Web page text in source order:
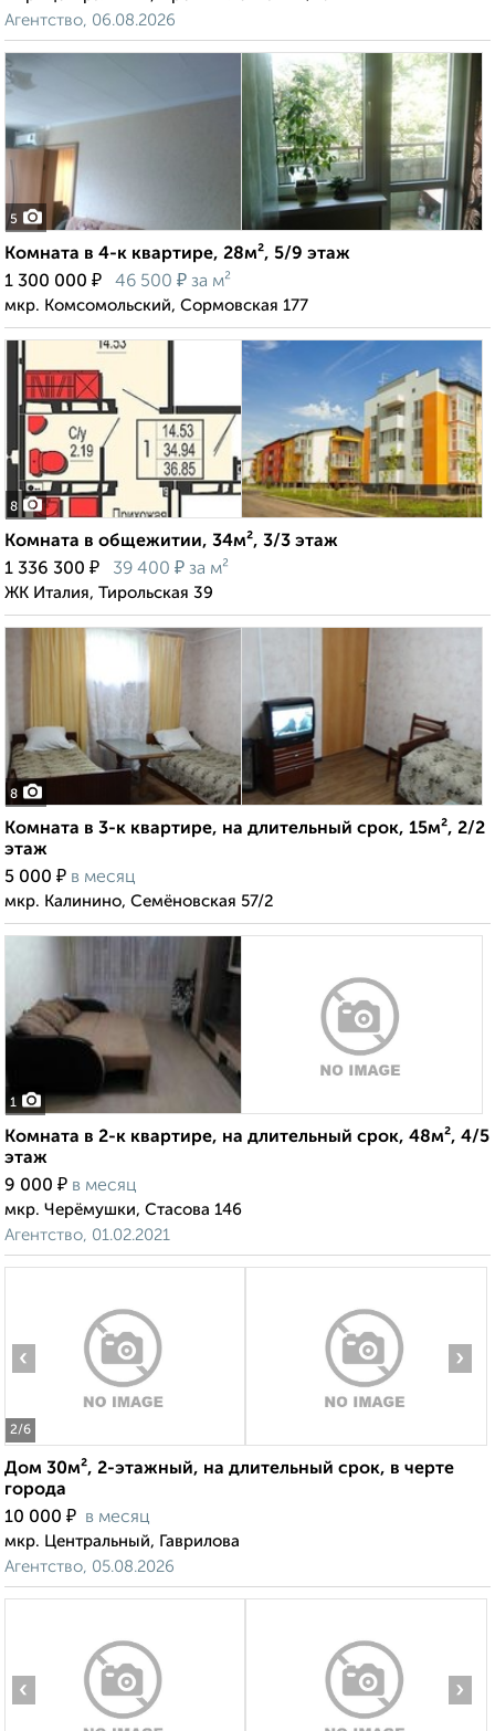
Агентство, 06.08.2026
5
Комната в 4-к квартире, 28м², 5/9 этаж
1 300 000 ₽ 46 500 ₽ за м²
мкр. Комсомольский, Сормовская 177
8
Комната в общежитии, 34м², 3/3 этаж
1 336 300 ₽ 39 400 ₽ за м²
ЖК Италия, Тирольская 39
8
Комната в 3-к квартире, на длительный срок, 15м², 2/2
этаж
5 000 ₽ в месяц
мкр. Калинино, Семёновская 57/2
1
Комната в 2-к квартире, на длительный срок, 48м², 4/5
этаж
9 000 ₽ в месяц
мкр. Черёмушки, Стасова 146
Агентство, 01.02.2021
2/6
‹ ›
Дом 30м², 2-этажный, на длительный срок, в черте
города
10 000 ₽ в месяц
мкр. Центральный, Гаврилова
Агентство, 05.08.2026
‹ ›